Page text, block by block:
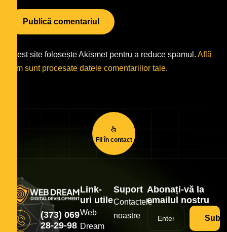
Acest site folosește Akismet pentru a reduce spamul. Află
cum sunt procesate datele comentariilor tale.
Fii în contact
(373) 069
28-29-98
Link-
uri utile
Web
Dream
Suport
Contactele
noastre
Abonați-vă la
emailul nostru